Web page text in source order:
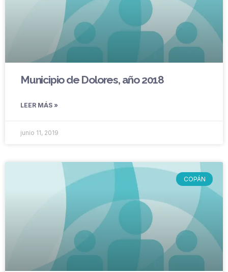
Municipio de Dolores, año 2018
LEER MÁS »
junio 11, 2019
COPÁN